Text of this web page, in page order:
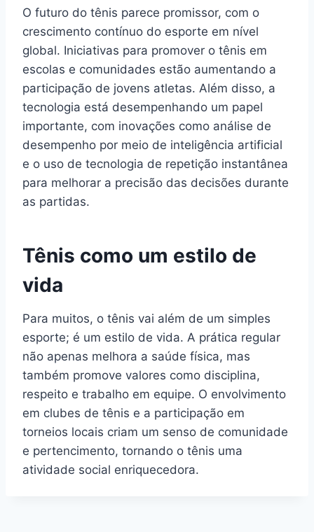
O futuro do tênis parece promissor, com o
crescimento contínuo do esporte em nível
global. Iniciativas para promover o tênis em
escolas e comunidades estão aumentando a
participação de jovens atletas. Além disso, a
tecnologia está desempenhando um papel
importante, com inovações como análise de
desempenho por meio de inteligência artificial
e o uso de tecnologia de repetição instantânea
para melhorar a precisão das decisões durante
as partidas.
Tênis como um estilo de
vida
Para muitos, o tênis vai além de um simples
esporte; é um estilo de vida. A prática regular
não apenas melhora a saúde física, mas
também promove valores como disciplina,
respeito e trabalho em equipe. O envolvimento
em clubes de tênis e a participação em
torneios locais criam um senso de comunidade
e pertencimento, tornando o tênis uma
atividade social enriquecedora.